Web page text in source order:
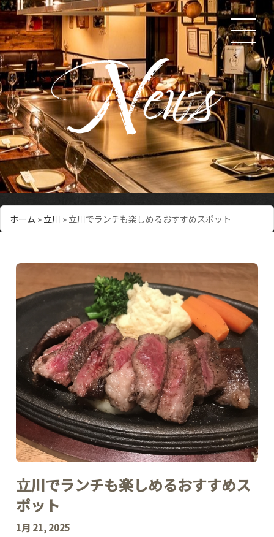
ホーム » 立川 » 立川でランチも楽しめるおすすめスポット
立川でランチも楽しめるおすすめス
ポット
1月 21, 2025